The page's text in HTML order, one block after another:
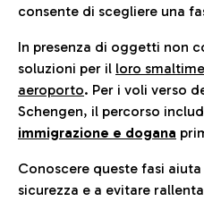
consente di scegliere una
In presenza di oggetti non
soluzioni per il loro
aeroporto. Per i voli verso
Schengen, il percorso
immigrazione e dogana
Conoscere queste fasi
sicurezza e a evitare